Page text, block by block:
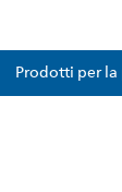
Prodotti per la